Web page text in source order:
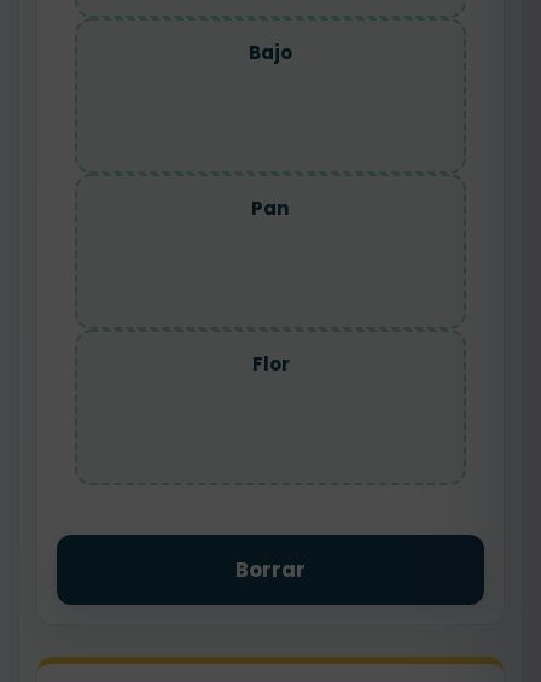
Bajo
Pan
Flor
Borrar